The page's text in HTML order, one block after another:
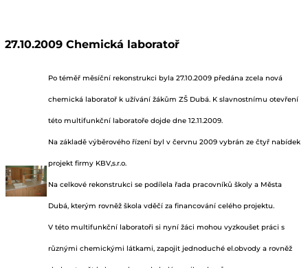
27.10.2009 Chemická laboratoř
Po téměř měsíční rekonstrukci byla 27.10.2009 předána zcela nová
chemická laboratoř k užívání žákům ZŠ Dubá. K slavnostnímu otevření
této multifunkční laboratoře dojde dne 12.11.2009.
Na základě výběrového řízení byl v červnu 2009 vybrán ze čtyř nabídek
projekt firmy KBV,s.r.o.
Na celkové rekonstrukci se podílela řada pracovníků školy a Města
Dubá, kterým rovněž škola vděčí za financování celého projektu.
V této multifunkční laboratoři si nyní žáci mohou vyzkoušet práci s
různými chemickými látkami, zapojit jednoduché el.obvody a rovněž